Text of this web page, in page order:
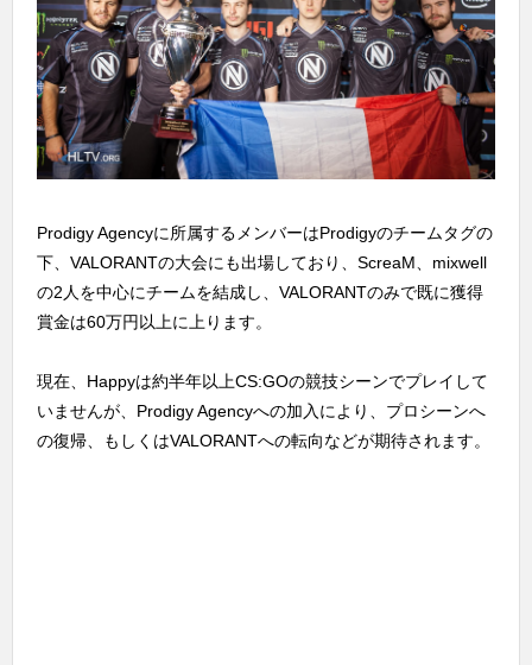
Prodigy Agencyに所属するメンバーはProdigyのチームタグの
下、VALORANTの大会にも出場しており、ScreaM、mixwell
の2人を中心にチームを結成し、VALORANTのみで既に獲得
賞金は60万円以上に上ります。
現在、Happyは約半年以上CS:GOの競技シーンでプレイして
いませんが、Prodigy Agencyへの加入により、プロシーンへ
の復帰、もしくはVALORANTへの転向などが期待されます。